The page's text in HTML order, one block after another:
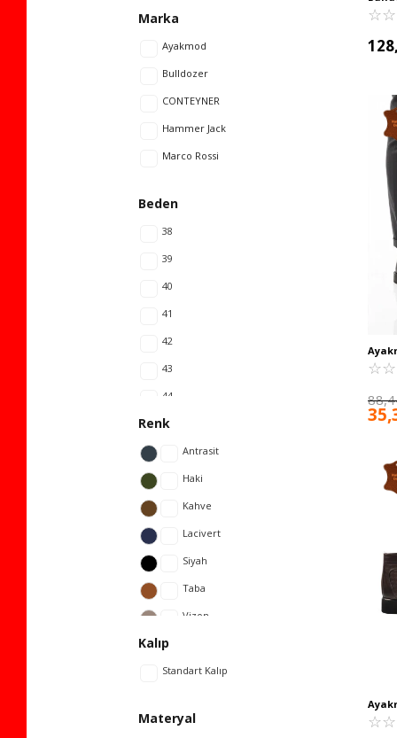
Marka
Ayakmod
Bulldozer
CONTEYNER
Hammer Jack
Marco Rossi
Beden
38
39
40
41
42
43
44
45
Renk
Antrasit
Haki
Kahve
Lacivert
Siyah
Taba
Vizon
Kalıp
Standart Kalıp
Materyal
Deri
☆☆
★★
Erkek
☆☆
★★
Erkek
☆☆
★★